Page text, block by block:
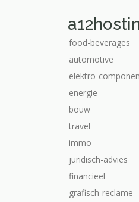
food-beverages
automotive
elektro-
energie
bouw
travel
immo
juridisch-advies
financieel
grafisch-reclame